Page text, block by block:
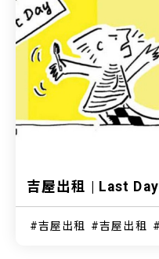
吉屋出租 | Last Day
吉屋出租 吉屋出租